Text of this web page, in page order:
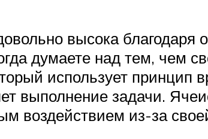
высока
думаете над тем, чем
использует принцип
выполнение задачи.
воздействием из-за